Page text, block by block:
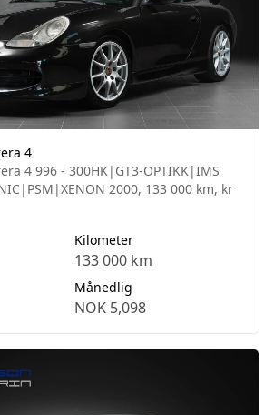
4
4 996 - 300HK|GT3-OPTIKK|IMS
2000, 133 000 km, kr
Kilometer
133 000 km
Månedlig
NOK 5,098